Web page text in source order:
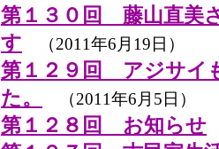
第１３０回 藤山直美
す （2011年6月19日）
第１２９回 アジサイ
た。
（2011年6月5日）
第１２８回 お知らせ